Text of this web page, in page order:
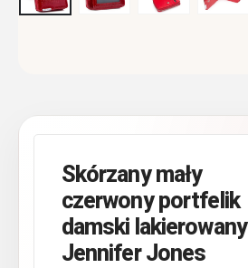
Skórzany mały
czerwony portfelik
damski lakierowany
Jennifer Jones